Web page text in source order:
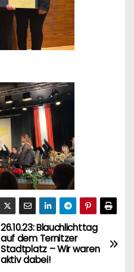
26.10.23: Blauchlichttag
auf dem Ternitzer
Stadtplatz – Wir waren
aktiv dabei!